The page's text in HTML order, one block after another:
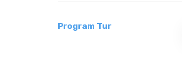
Program Tur